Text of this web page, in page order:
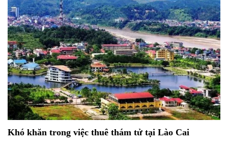
Khó khăn trong việc thuê thám tử tại Lào Cai